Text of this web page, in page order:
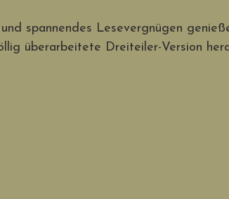
spannendes Lesevergnügen
überarbeitete Dreiteiler-Version